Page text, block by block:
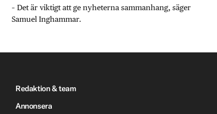
– Det är viktigt att ge nyheterna sammanhang, säger
Samuel Inghammar.
Redaktion & team
Annonsera